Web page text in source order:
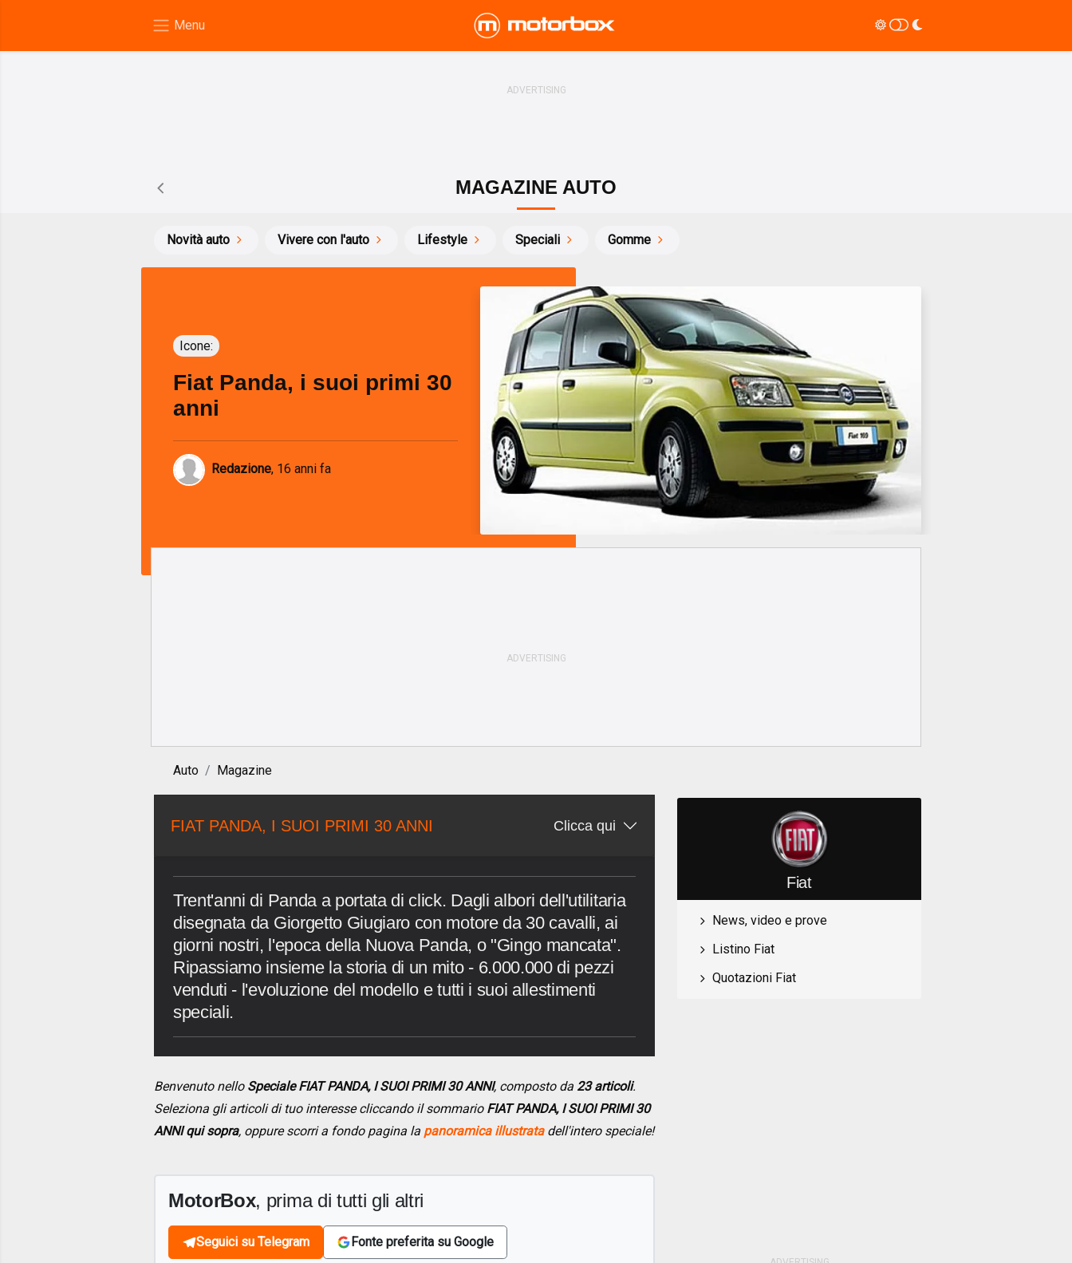
MAGAZINE AUTO
Novità auto Vivere con l'auto Lifestyle Speciali Gomme
Icone:
Fiat Panda, i suoi primi 30
anni
Redazione, 16 anni fa
Auto Magazine
FIAT PANDA, I SUOI PRIMI 30 ANNI Clicca qui
Trent'anni di Panda a portata di click. Dagli albori dell'utilitaria
disegnata da Giorgetto Giugiaro con motore da 30 cavalli, ai
giorni nostri, l'epoca della Nuova Panda, o "Gingo mancata".
Ripassiamo insieme la storia di un mito - 6.000.000 di pezzi
venduti - l'evoluzione del modello e tutti i suoi allestimenti
speciali.
Benvenuto nello Speciale FIAT PANDA, I SUOI PRIMI 30 ANNI, composto da 23 articoli.
Seleziona gli articoli di tuo interesse cliccando il sommario FIAT PANDA, I SUOI PRIMI 30
ANNI qui sopra, oppure scorri a fondo pagina la panoramica illustratadell'intero speciale!
MotorBox, prima di tutti gli altri
Seguici su Telegram Fonte preferita su Google
Fiat
News, video e prove
Listino Fiat
Quotazioni Fiat